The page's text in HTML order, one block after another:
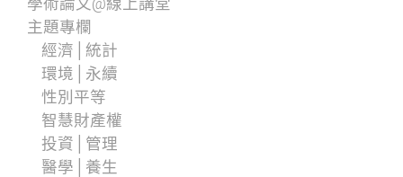
主題專欄
經濟│統計
環境│永續
性別平等
智慧財產權
投資│管理
醫學│養生